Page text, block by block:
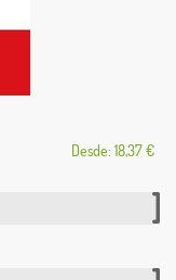
Desde: 18,37 €